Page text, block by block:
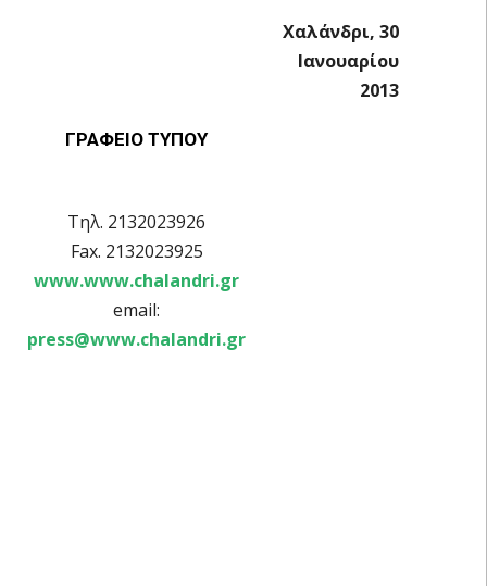
Χαλάνδρι, 30
Ιανουαρίου
2013
ΓΡΑΦΕΙΟ ΤΥΠΟΥ
Τηλ. 2132023926
Fax. 2132023925
www.www.chalandri.gr
email:
press@www.chalandri.gr